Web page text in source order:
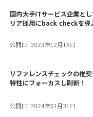
国内大手ITサービス企業と
リア採用にback checkを導
公開日: 2023年12月14日
リファレンスチェックの推
特性にフォーカスし刷新！
公開日: 2024年01月31日